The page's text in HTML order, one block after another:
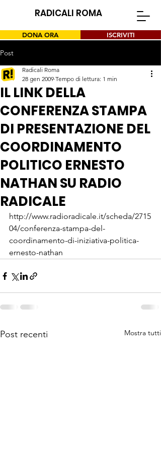
RADICALI ROMA
DONA ORA ISCRIVITI
Post
IL LINK DELLA
CONFERENZA STAMPA
DI PRESENTAZIONE DEL
COORDINAMENTO
POLITICO ERNESTO
NATHAN SU RADIO
RADICALE
Radicali Roma
28 gen 2009 Tempo di lettura: 1 min
http://www.radioradicale.it/scheda/2715
04/conferenza-stampa-del-
coordinamento-di-iniziativa-politica-
ernesto-nathan
Post recenti Mostra tutti